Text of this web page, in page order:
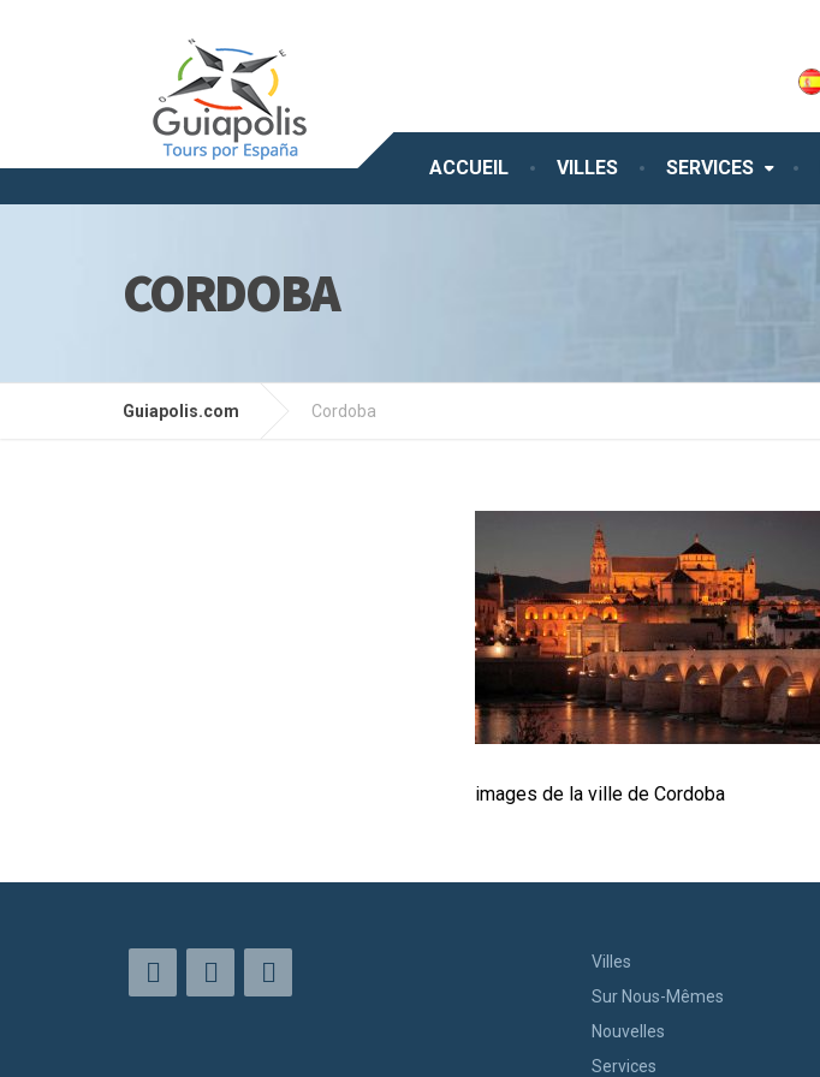
ACCUEIL VILLES SERVICES
CORDOBA
Guiapolis.com Cordoba
images de la ville de Cordoba
Villes
Sur Nous-Mêmes
Nouvelles
Services